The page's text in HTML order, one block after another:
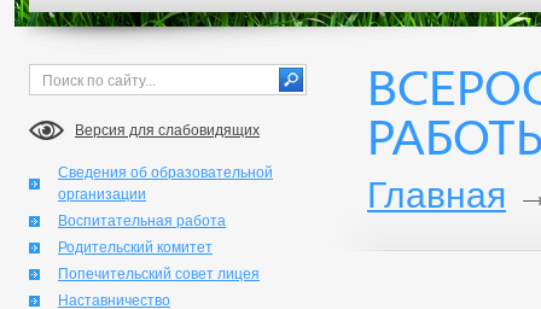
Версия для слабовидящих
Сведения об образовательной
организации
Воспитательная работа
Родительский комитет
Попечительский совет лицея
Наставничество
Главная